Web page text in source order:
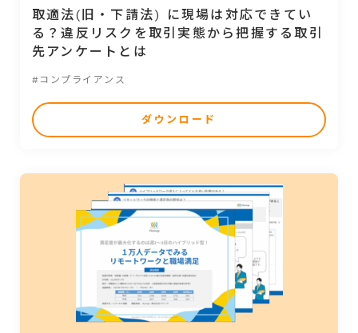
取適法(旧・下請法) に現場は対応できてい
る？違反リスクを取引実態から把握する取引
先アンケートとは
#コンプライアンス
ダウンロード